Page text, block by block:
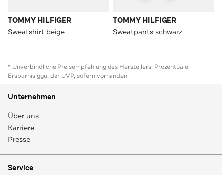
TOMMY HILFIGER
Sweatshirt beige
TOMMY HILFIGER
Sweatpants schwarz
* Unverbindliche Preisempfehlung des Herstellers. Prozentuale
Ersparnis ggü. der UVP, sofern vorhanden
Unternehmen
Über uns
Karriere
Presse
Service